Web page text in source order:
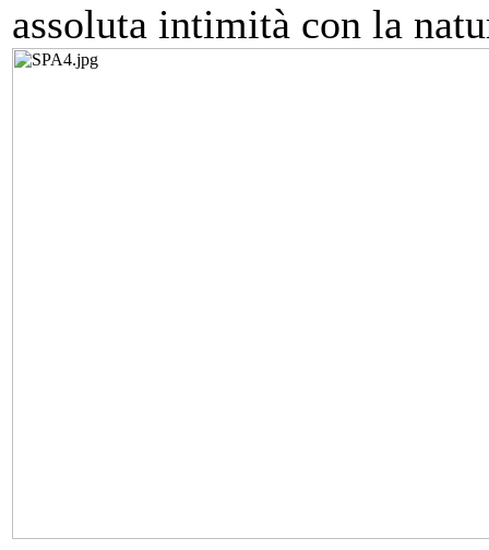
assoluta intimità con la